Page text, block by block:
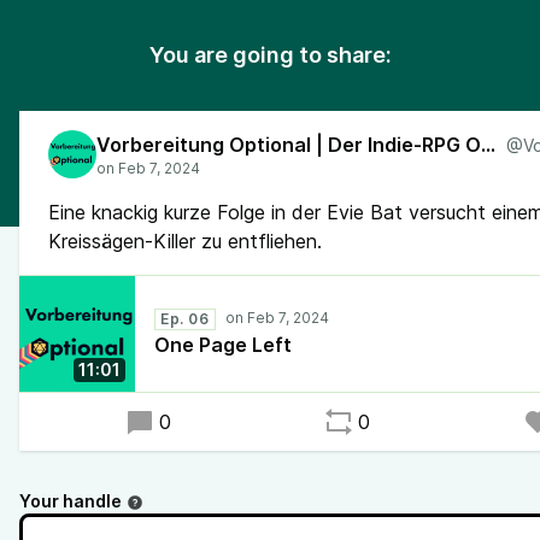
You are going to share:
Vorbereitung Optional | Der Indie-RPG One-Shot Podcast
Eine knackig kurze Folge in der Evie Bat versucht
Kreissägen-Killer zu entfliehen.
11:01
Ep. 06
One Page Left
0 0
Your handle